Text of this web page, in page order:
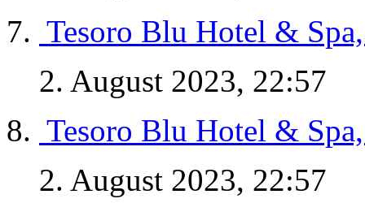
Tesoro Blu Hotel &
2. August 2023, 22:57
Tesoro Blu Hotel &
2. August 2023, 22:57